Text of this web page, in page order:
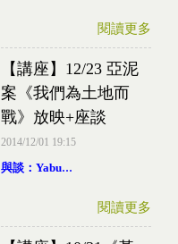
閱讀更多
【講座】12/23 亞泥
案《我們為土地而
戰》放映+座談
2014/12/01 19:15
與談：Yabu...
閱讀更多